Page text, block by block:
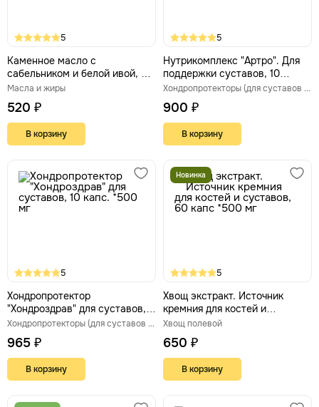
5
Каменное масло с
сабельником и белой ивой, 30
капсул
Масла и жиры
520 ₽
В корзину
5
Нутрикомплекс "Артро". Для
поддержки суставов, 10
флаконов
Хондропротекторы (для суставов и связок)
900 ₽
В корзину
5
Хондропротектор
"Хондроздрав" для суставов,
10 капс. *500 мг
Хондропротекторы (для суставов и связок)
965 ₽
В корзину
Новинка
5
Хвощ экстракт. Источник
кремния для костей и
суставов, 60 капс *500 мг
Хвощ полевой
650 ₽
В корзину